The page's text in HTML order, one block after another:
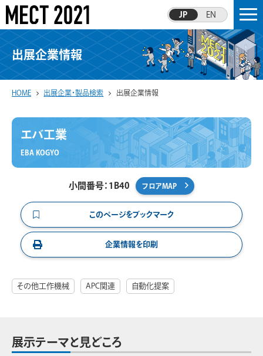
JP EN
出展企業情報
HOME 出展企業・製品検索 出展企業情報
エバ工業
EBA KOGYO
小間番号：1B40 フロアMAP
このページをブックマーク
企業情報を印刷
その他工作機械 APC関連 自動化提案
展示テーマと見どころ